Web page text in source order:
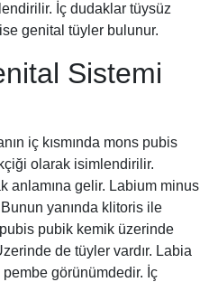
İç dudaklar tüysüz
genital tüyler bulunur.
Sistemi
iç kısmında mons pubis
olarak isimlendirilir.
anlamına gelir. Labium minus
yanında klitoris ile
pubik kemik üzerinde
de tüyler vardır. Labia
pembe görünümdedir. İç